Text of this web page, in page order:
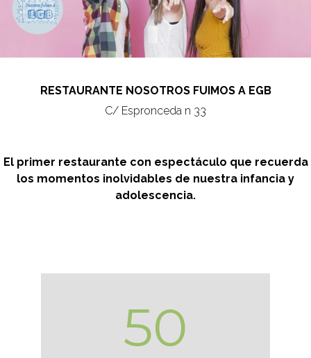
RESTAURANTE NOSOTROS FUIMOS A EGB
C/ Espronceda n 33
El primer restaurante con espectáculo que recuerda
los momentos inolvidables de nuestra infancia y
adolescencia.
50